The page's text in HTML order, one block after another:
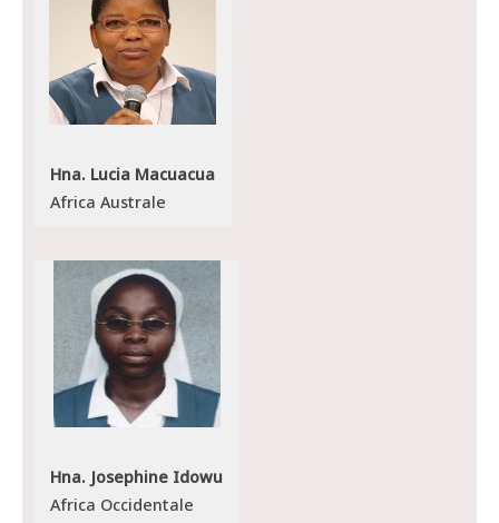
Hna. Lucia Macuacua
Africa Australe
Hna. Josephine Idowu
Africa Occidentale